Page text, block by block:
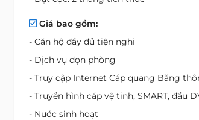
Giá bao gồm:
- Căn hộ đầy đủ tiện nghi
- Dịch vụ dọn phòng
- Truy cập Internet Cáp quang Băng
- Truyền hình cáp vệ tinh, SMART, đầu
- Nước sinh hoạt